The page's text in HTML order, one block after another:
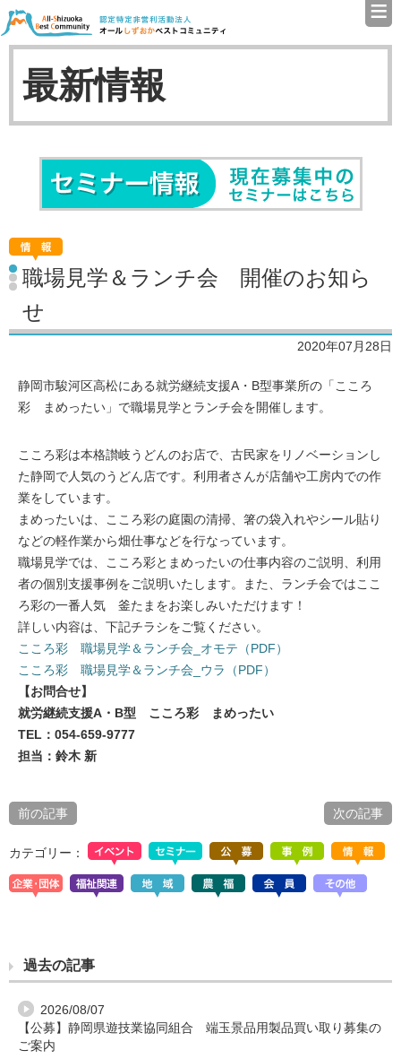
認定特定非営利活動法人（
≡
最新情報
職場見学＆ランチ会 開催のお知ら
せ
2020年07月28日
静岡市駿河区高松にある就労継続支援A・B型事業所の「こころ
彩 まめったい」で職場見学とランチ会を開催します。
こころ彩は本格讃岐うどんのお店で、古民家をリノベーションし
た静岡で人気のうどん店です。利用者さんが店舗や工房内での作
業をしています。
まめったいは、こころ彩の庭園の清掃、箸の袋入れやシール貼り
などの軽作業から畑仕事などを行なっています。
職場見学では、こころ彩とまめったいの仕事内容のご説明、利用
者の個別支援事例をご説明いたします。また、ランチ会ではここ
ろ彩の一番人気 釜たまをお楽しみいただけます！
詳しい内容は、下記チラシをご覧ください。
こころ彩 職場見学＆ランチ会_オモテ（PDF）
こころ彩 職場見学＆ランチ会_ウラ（PDF）
【お問合せ】
就労継続支援A・B型 こころ彩 まめったい
TEL：054-659-9777
担当：鈴木 新
前の記事 次の記事
カテゴリー：
過去の記事
2026/08/07
【公募】静岡県遊技業協同組合 端玉景品用製品買い取り募集の
ご案内